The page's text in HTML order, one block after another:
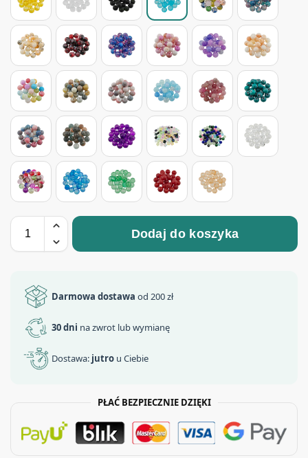
Dodaj do koszyka
Darmowa dostawa od 200 zł
30 dni na zwrot lub wymianę
Dostawa: jutro u Ciebie
PŁAĆ BEZPIECZNIE DZIĘKI